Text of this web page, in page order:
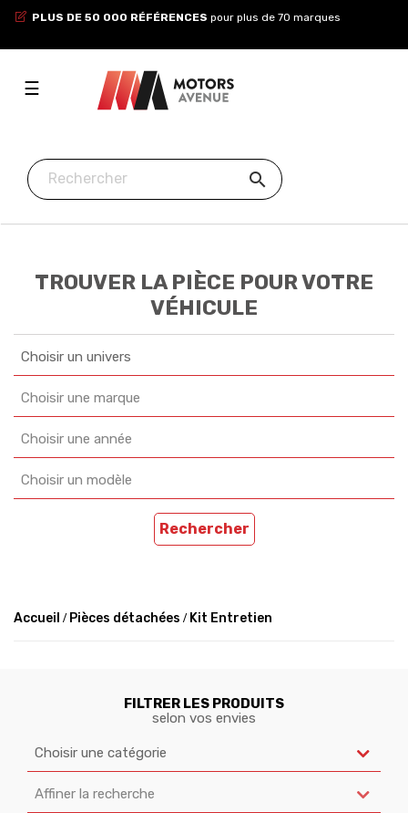
PLUS DE 50 000 RÉFÉRENCES pour plus de 70 marques
Toggle
navigation
☰

TROUVER LA PIÈCE POUR VOTRE
VÉHICULE
Choisir un univers
Choisir une marque
Choisir une année
Choisir un modèle
Rechercher
Accueil Pièces détachées Kit Entretien
FILTRER LES PRODUITS
selon vos envies
Choisir une catégorie
Affiner la recherche